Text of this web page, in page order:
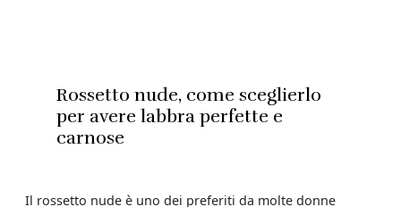
Rossetto nude, come sceglierlo
per avere labbra perfette e
carnose
Il rossetto nude è uno dei preferiti da molte donne